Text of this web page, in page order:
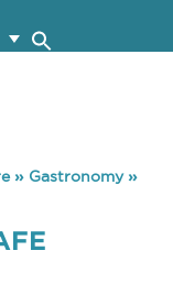
» Gastronomy»